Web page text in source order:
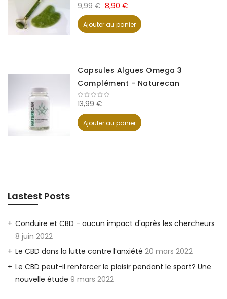
8,90 €
9,99 €
Ajouter au panier
Capsules Algues Omega 3
Complément - Naturecan
13,99 €
Ajouter au panier
Lastest Posts
Conduire et CBD - aucun impact d'après les chercheurs
8 juin 2022
Le CBD dans la lutte contre l’anxiété 20 mars 2022
Le CBD peut-il renforcer le plaisir pendant le sport? Une
nouvelle étude 9 mars 2022